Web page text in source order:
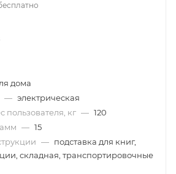
дома
— электрическая
кг — 120
— 15
— подставка для книг,
складная, транспортировочные